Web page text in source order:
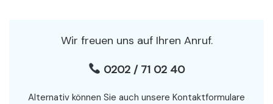
Wir freuen uns auf Ihren Anruf.
0202 / 71 02 40
Alternativ können Sie auch unsere Kontaktformulare